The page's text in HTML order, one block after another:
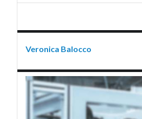
Veronica Balocco